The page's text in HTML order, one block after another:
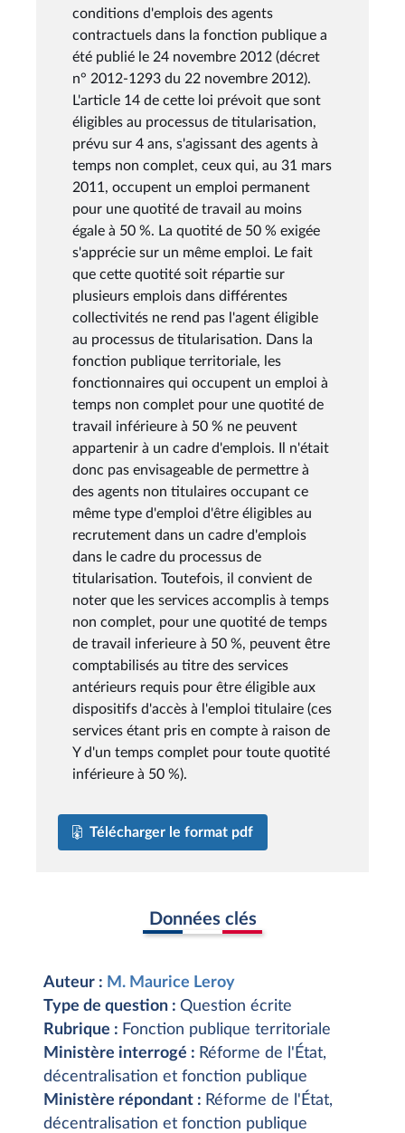
conditions d'emplois des agents
contractuels dans la fonction publique a
été publié le 24 novembre 2012 (décret
n° 2012-1293 du 22 novembre 2012).
L'article 14 de cette loi prévoit que sont
éligibles au processus de titularisation,
prévu sur 4 ans, s'agissant des agents à
temps non complet, ceux qui, au 31 mars
2011, occupent un emploi permanent
pour une quotité de travail au moins
égale à 50 %. La quotité de 50 % exigée
s'apprécie sur un même emploi. Le fait
que cette quotité soit répartie sur
plusieurs emplois dans différentes
collectivités ne rend pas l'agent éligible
au processus de titularisation. Dans la
fonction publique territoriale, les
fonctionnaires qui occupent un emploi à
temps non complet pour une quotité de
travail inférieure à 50 % ne peuvent
appartenir à un cadre d'emplois. Il n'était
donc pas envisageable de permettre à
des agents non titulaires occupant ce
même type d'emploi d'être éligibles au
recrutement dans un cadre d'emplois
dans le cadre du processus de
titularisation. Toutefois, il convient de
noter que les services accomplis à temps
non complet, pour une quotité de temps
de travail inferieure à 50 %, peuvent être
comptabilisés au titre des services
antérieurs requis pour être éligible aux
dispositifs d'accès à l'emploi titulaire (ces
services étant pris en compte à raison de
Y d'un temps complet pour toute quotité
inférieure à 50 %).
Télécharger le format pdf
Données clés
Auteur : M. Maurice Leroy
Type de question : Question écrite
Rubrique : Fonction publique territoriale
Ministère interrogé : Réforme de l'État,
décentralisation et fonction publique
Ministère répondant : Réforme de l'État,
décentralisation et fonction publique